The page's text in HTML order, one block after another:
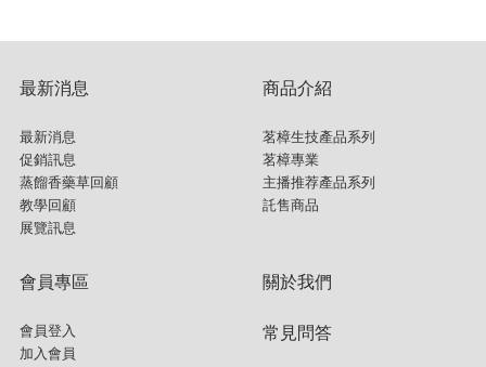
最新消息
最新消息
促銷訊息
蒸餾香藥草回顧
教學回顧
展覽訊息
商品介紹
茗樟生技產品系列
茗樟專業
主播推荐產品系列
託售商品
會員專區
會員登入
加入會員
關於我們
常見問答